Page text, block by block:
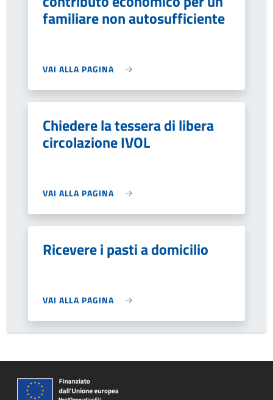
familiare non autosufficiente
VAI ALLA PAGINA
Chiedere la tessera di libera
circolazione IVOL
VAI ALLA PAGINA
Ricevere i pasti a domicilio
VAI ALLA PAGINA